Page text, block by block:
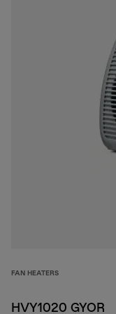
FAN HEATERS
HVY1020 GYOR